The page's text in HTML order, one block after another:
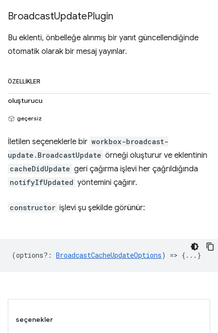
BroadcastUpdatePlugin
Bu eklenti, önbelleğe alınmış bir yanıt güncellendiğinde
otomatik olarak bir mesaj yayınlar.
ÖZELLIKLER
oluşturucu
geçersiz
İletilen seçeneklerle bir workbox-broadcast-
update.BroadcastUpdate örneği oluşturur ve eklentinin
cacheDidUpdate geri çağırma işlevi her çağrıldığında
notifyIfUpdated yöntemini çağırır.
constructor işlevi şu şekilde görünür:
(options? : BroadcastCacheUpdateOptions) => {...}
seçenekler